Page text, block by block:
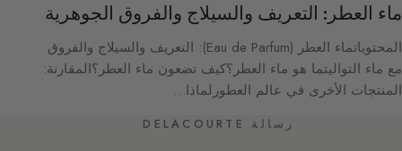
ماء العطر: التعريف والسيلاج والفروق الجوهرية
المحتوياتماء العطر (Eau de Parfum): التعريف والسيلاج والفروق
مع ماء التواليتما هو ماء العطر؟كيف تضعون ماء العطر؟المقارنة:
المنتجات الأخرى في عالم العطورلماذا…
رسالة DELACOURTE